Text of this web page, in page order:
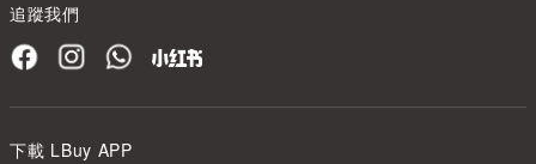
追蹤我們
下載 LBuy APP